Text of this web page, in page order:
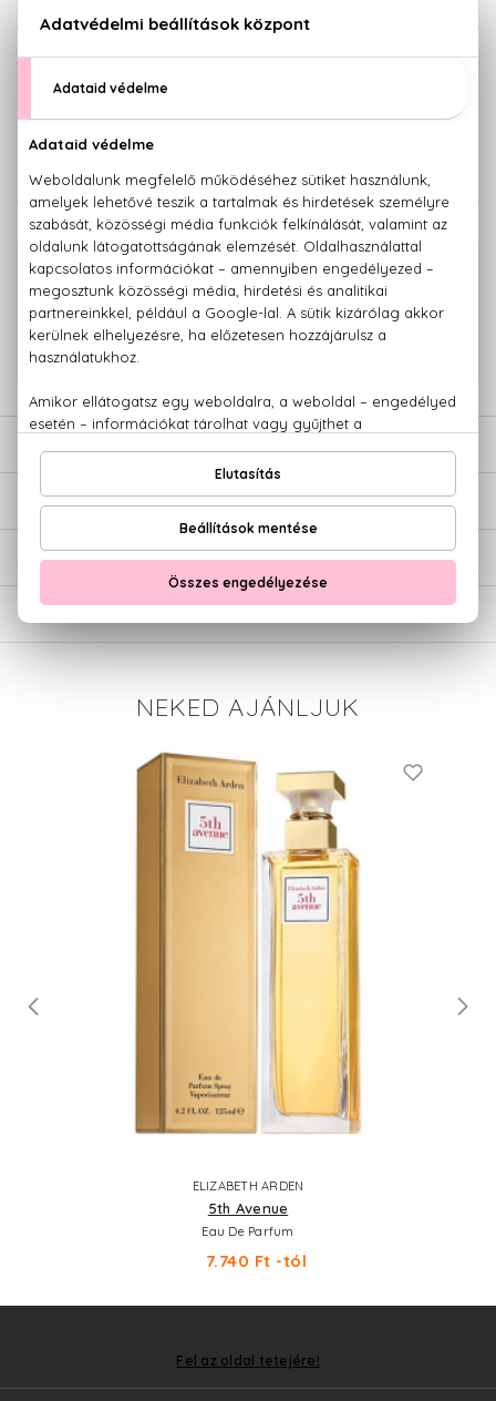
KISZERELÉS KIVÁLASZTÁSA
KAPCSOLÓDÓ TERMÉKEK
100% eredeti termékek,14 napos visszaküldési garanciával
Kérdésed van, elakadtál? Hívd ügyfélszolgálatunkat: +36 20
779 1926
ÉRTÉKELÉSEK (0)
SZÁLLÍTÁS
NEKED AJÁNLJUK
ELIZABETH ARDEN
5th Avenue
Eau De Parfum
7.740 Ft -tól
Fel az oldal tetejére!